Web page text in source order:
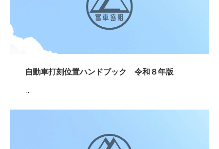
自動車打刻位置ハンドブック 令和８年版
…